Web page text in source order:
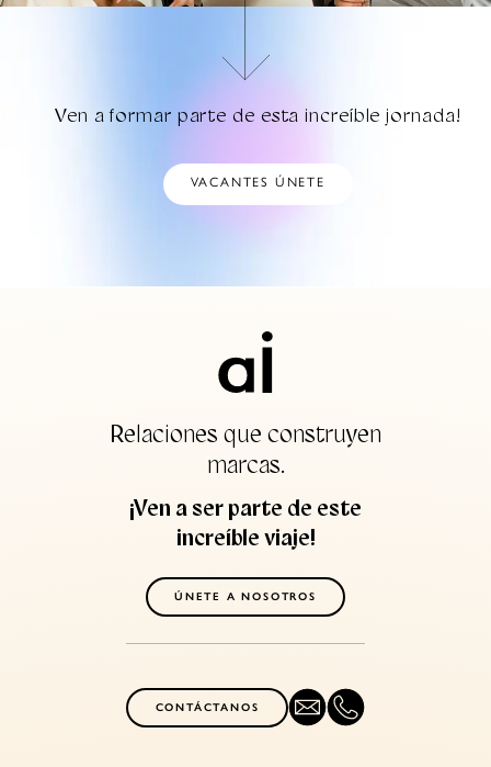
Ven a formar parte de esta increíble jornada!
VACANTES ÚNETE
Relaciones que construyen
marcas.
¡Ven a ser parte de este
increíble viaje!
ÚNETE A NOSOTROS
CONTÁCTANOS